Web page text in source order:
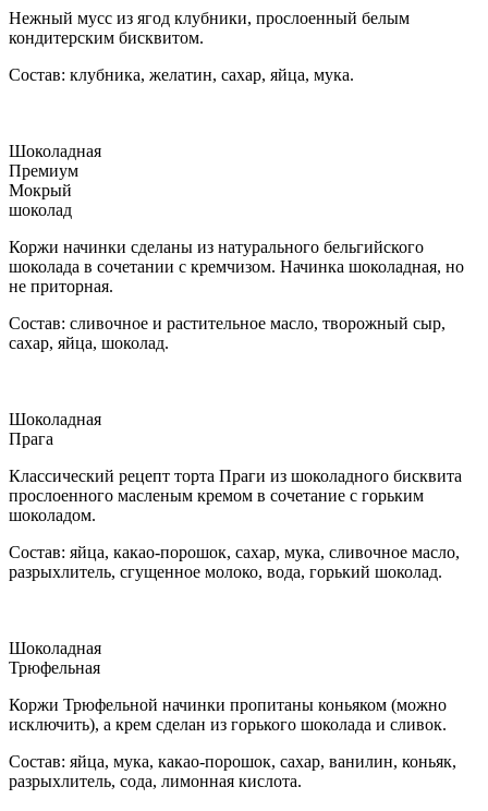
Нежный мусс из ягод клубники, прослоенный белым
кондитерским бисквитом.
Состав: клубника, желатин, сахар, яйца, мука.
Шоколадная
Премиум
Мокрый
шоколад
Коржи начинки сделаны из натурального бельгийского
шоколада в сочетании с кремчизом. Начинка шоколадная, но
не приторная.
Состав: сливочное и растительное масло, творожный сыр,
сахар, яйца, шоколад.
Шоколадная
Прага
Классический рецепт торта Праги из шоколадного бисквита
прослоенного масленым кремом в сочетание с горьким
шоколадом.
Состав: яйца, какао-порошок, сахар, мука, сливочное масло,
разрыхлитель, сгущенное молоко, вода, горький шоколад.
Шоколадная
Трюфельная
Коржи Трюфельной начинки пропитаны коньяком (можно
исключить), а крем сделан из горького шоколада и сливок.
Состав: яйца, мука, какао-порошок, сахар, ванилин, коньяк,
разрыхлитель, сода, лимонная кислота.